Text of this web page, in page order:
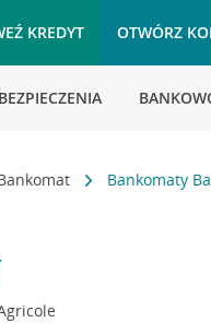
KREDYT OTWÓRZ
Bankomaty